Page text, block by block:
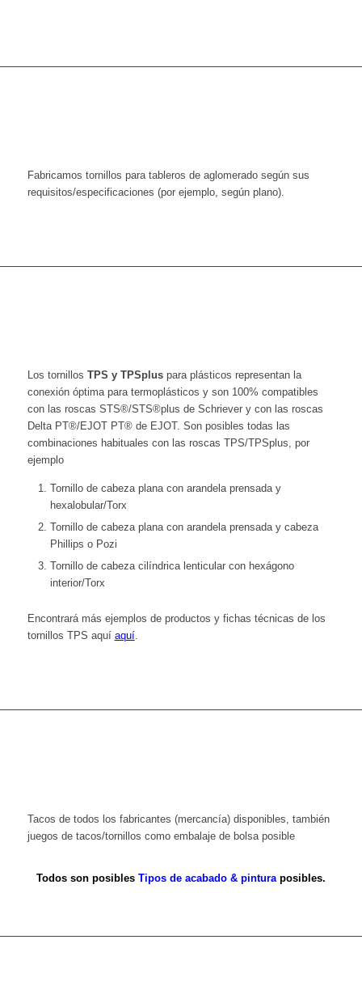
Fabricamos tornillos para tableros de aglomerado según sus
requisitos/especificaciones (por ejemplo, según plano).
Los tornillos TPS y TPSpluspara plásticos representan la
conexión óptima para termoplásticos y son 100% compatibles
con las roscas STS®/STS®plus de Schriever y con las roscas
Delta PT®/EJOT PT® de EJOT. Son posibles todas las
combinaciones habituales con las roscas TPS/TPSplus, por
ejemplo
Tornillo de cabeza plana con arandela prensada y
hexalobular/Torx
Tornillo de cabeza plana con arandela prensada y cabeza
Phillips o Pozi
Tornillo de cabeza cilíndrica lenticular con hexágono
interior/Torx
Encontrará más ejemplos de productos y fichas técnicas de los
tornillos TPS aquí aquí.
Tacos de todos los fabricantes (mercancía) disponibles, también
juegos de tacos/tornillos como embalaje de bolsa posible
Todos son posibles Tipos de acabado & pinturaposibles.